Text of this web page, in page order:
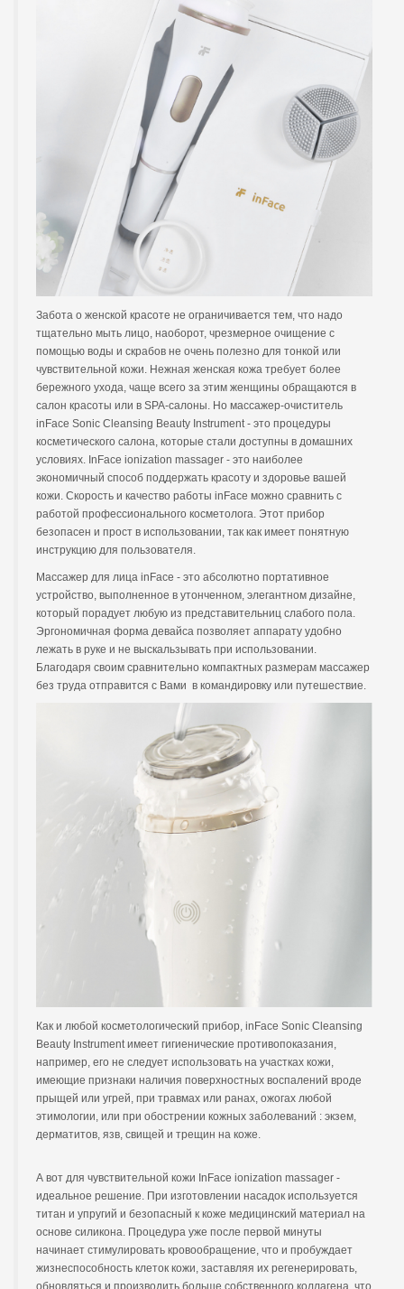
Забота о женской красоте не ограничивается тем, что надо
тщательно мыть лицо, наоборот, чрезмерное очищение с
помощью воды и скрабов не очень полезно для тонкой или
чувствительной кожи. Нежная женская кожа требует более
бережного ухода, чаще всего за этим женщины обращаются в
салон красоты или в SPA-салоны. Но массажер-очиститель
inFace Sonic Cleansing Beauty Instrument - это процедуры
косметического салона, которые стали доступны в домашних
условиях. InFace ionization massager - это наиболее
экономичный способ поддержать красоту и здоровье вашей
кожи. Скорость и качество работы inFace можно сравнить с
работой профессионального косметолога. Этот прибор
безопасен и прост в использовании, так как имеет понятную
инструкцию для пользователя.
Массажер для лица inFace - это абсолютно портативное
устройство, выполненное в утонченном, элегантном дизайне,
который порадует любую из представительниц слабого пола.
Эргономичная форма девайса позволяет аппарату удобно
лежать в руке и не выскальзывать при использовании.
Благодаря своим сравнительно компактных размерам массажер
без труда отправится с Вами в командировку или путешествие.
Как и любой косметологический прибор, inFace Sonic Cleansing
Beauty Instrument имеет гигиенические противопоказания,
например, его не следует использовать на участках кожи,
имеющие признаки наличия поверхностных воспалений вроде
прыщей или угрей, при травмах или ранах, ожогах любой
этимологии, или при обострении кожных заболеваний : экзем,
дерматитов, язв, свищей и трещин на коже.
А вот для чувствительной кожи InFace ionization massager -
идеальное решение. При изготовлении насадок используется
титан и упругий и безопасный к коже медицинский материал на
основе силикона. Процедура уже после первой минуты
начинает стимулировать кровообращение, что и пробуждает
жизнеспособность клеток кожи, заставляя их регенерировать,
обновляться и производить больше собственного коллагена, что